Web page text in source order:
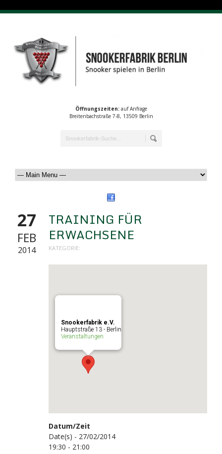
Öffnungszeiten:auf Anfrage
Breitenbachstraße 7-8, 13509 Berlin
27
FEB
2014
TRAINING FÜR
ERWACHSENE
KATEGORIE:
Snookerfabrik e.V.
Hauptstraße 13 - Berlin
Veranstaltungen
Datum/Zeit
Date(s) - 27/02/2014
19:30 - 21:00